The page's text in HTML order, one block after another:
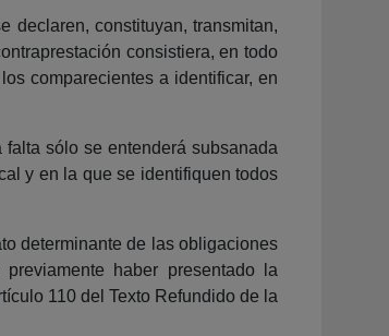
declaren, constituyan, transmitan,
consistiera, en todo
comparecientes a identificar, en
sólo se entenderá subsanada
y en la que se identifiquen todos
determinante de las obligaciones
haber presentado la
110 del Texto Refundido de la